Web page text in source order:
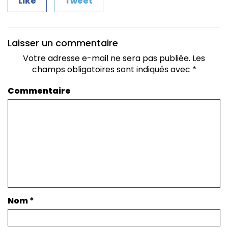
Laisser un commentaire
Votre adresse e-mail ne sera pas publiée. Les
champs obligatoires sont indiqués avec *
Commentaire
Nom*